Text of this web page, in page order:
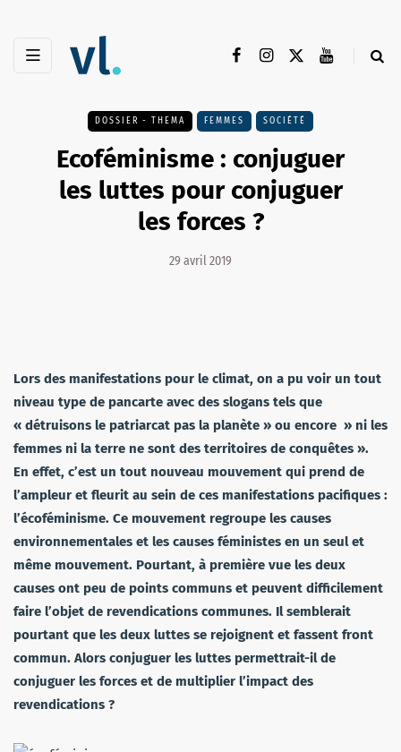
DOSSIER - THEMA FEMMES SOCIÉTÉ
Ecoféminisme : conjuguer
les luttes pour conjuguer
les forces ?
29 avril 2019
Lors des manifestations pour le climat, on a pu voir un tout
niveau type de pancarte avec des slogans tels que
« détruisons le patriarcat pas la planète » ou encore » ni les
femmes ni la terre ne sont des territoires de conquêtes ».
En effet, c’est un tout nouveau mouvement qui prend de
l’ampleur et fleurit au sein de ces manifestations pacifiques :
l’écoféminisme. Ce mouvement regroupe les causes
environnementales et les causes féministes en un seul et
même mouvement. Pourtant, à première vue les deux
causes ont peu de points communs et peuvent difficilement
faire l’objet de revendications communes. Il semblerait
pourtant que les deux luttes se rejoignent et fassent front
commun. Alors conjuguer les luttes permettrait-il de
conjuguer les forces et de multiplier l’impact des
revendications ?